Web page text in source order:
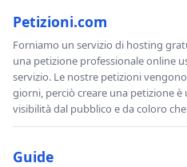
Petizioni.com
Forniamo un servizio di hosting
una petizione professionale online
servizio. Le nostre petizioni
giorni, perciò creare una petizione
visibilità dal pubblico e da coloro
Guide